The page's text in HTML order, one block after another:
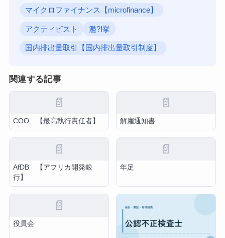
マイクロファイナンス【microfinance】
アクティビスト 濫?I挙
国内排出量取引【国内排出量取引制度】
関連する記事
📄
COO 【最高執行責任者】
📄
解雇通知書
📄
AfDB 【アフリカ開発銀
行】
📄
年足
📄
役員会